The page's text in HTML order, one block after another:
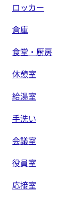
ロッカー
倉庫
食堂・厨房
休憩室
給湯室
手洗い
会議室
役員室
応接室